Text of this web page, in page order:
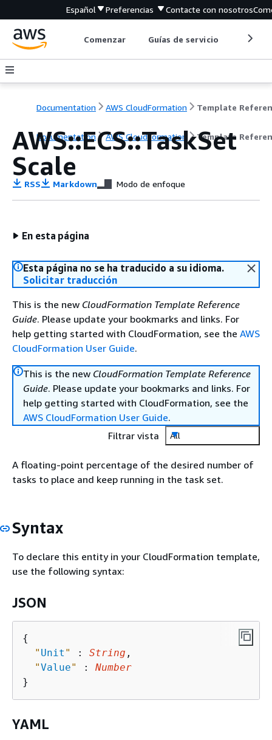
Español Preferencias Contacte con nosotros
Comenzar Guías de servicio
Documentation AWS CloudFormation Template
Documentation AWS CloudFormation Template
AWS::ECS::TaskSet
Scale
RSS Markdown Modo de enfoque
En esta página
Esta página no se ha traducido a su idioma.
Solicitar traducción
This is the new CloudFormation Template Reference
Guide. Please update your bookmarks and links. For
help getting started with CloudFormation, see the AWS
CloudFormation User Guide.
This is the new CloudFormation Template Reference
Guide. Please update your bookmarks and links. For
help getting started with CloudFormation, see the
AWS CloudFormation User Guide.
Filtrar vista
All
A floating-point percentage of the desired number of
tasks to place and keep running in the task set.
Syntax
To declare this entity in your CloudFormation template,
use the following syntax:
JSON
{
" Unit " : String ,
"Value" : Number
YAML